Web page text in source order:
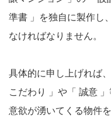
準書 」を独自に製作し
なければなりません。
具体的に申し上げれば
こだわり 」や「 誠意
意欲が湧いてくる物件